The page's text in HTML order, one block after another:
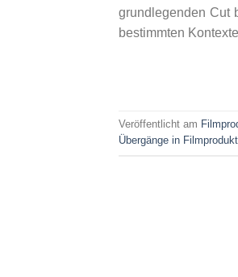
grundlegenden Cut
bestimmten
Veröffentlicht am
Übergänge in